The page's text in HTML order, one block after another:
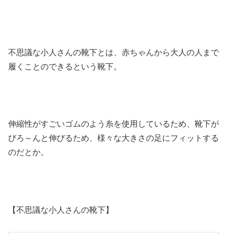
不思議な小人さんの靴下とは、赤ちゃんから大人の人まで
履くことのできるという靴下。
伸縮性がすごいゴムのよう糸を使用しているため、靴下が
びろ～んと伸びるため、様々な大きさの足にフィットする
のだとか。
【不思議な小人さんの靴下】